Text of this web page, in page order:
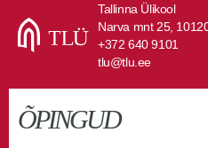
Tallinna Ülikool
Narva mnt 25,
+372 640 9101
tlu@tlu.ee
ÕPINGUD